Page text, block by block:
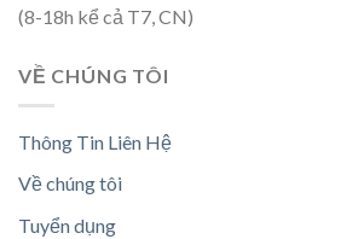
(8-18h kể cả T7, CN)
VỀ CHÚNG TÔI
Thông Tin Liên Hệ
Về chúng tôi
Tuyển dụng